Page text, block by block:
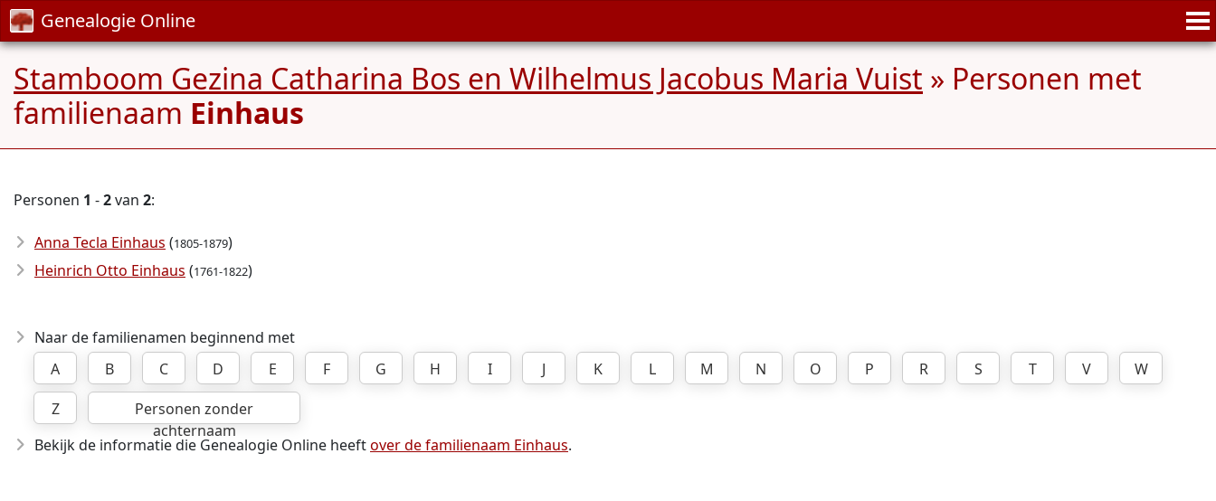
Genealogie Online
Stamboom Gezina Catharina Bos en Wilhelmus Jacobus Maria Vuist » Personen met
familienaam Einhaus
Personen 1 -2van 2:
Anna Tecla Einhaus (1805-1879)
Heinrich Otto Einhaus (1761-1822)
Naar de familienamen beginnend met
A
B C D E F G H I J K L M N O P R S T V
W
Z
Personen zonder
achternaam
Bekijk de informatie die Genealogie Online heeftover de familienaam Einhaus.